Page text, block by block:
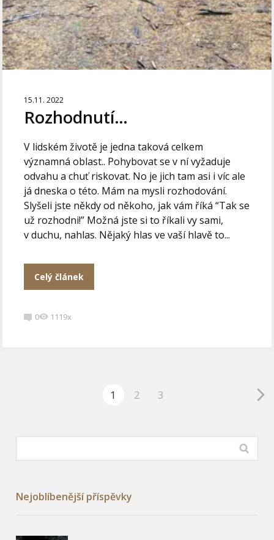
15.11. 2022
Rozhodnutí…
V lidském životě je jedna taková celkem
významná oblast.. Pohybovat se v ní vyžaduje
odvahu a chuť riskovat. No je jich tam asi i víc ale
já dneska o této. Mám na mysli rozhodování.
Slyšeli jste někdy od někoho, jak vám říká “Tak se
už rozhodni!” Možná jste si to říkali vy sami,
v duchu, nahlas. Nějaký hlas ve vaší hlavě to...
Celý článek
0 1119x
1 2 3
Nejoblíbenější příspěvky